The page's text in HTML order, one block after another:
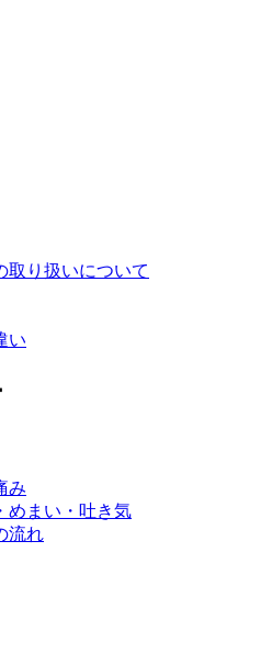
取り扱いについて
い
み
めまい・吐き気
流れ